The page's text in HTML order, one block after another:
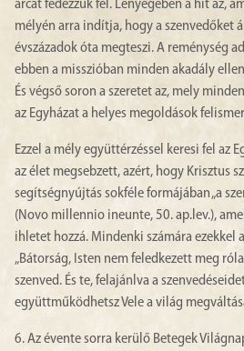
arcát fedezzük fel. Lényegében a hit az,
mélyén arra indítja, hogy a szenvedőket
évszázadok óta megteszi. A reménység
ebben a misszióban minden akadály
És végső soron a szeretet az, mely
az Egyházat a helyes megoldások
Ezzel a mély együttérzéssel keresi fel az
az élet megsebzett, azért, hogy Krisztus
segítségnyújtás sokféle formájában „a
(Novo millennio ineunte, 50. ap.lev.),
ihletet hozzá. Mindenki számára ezekkel
„Bátorság, Isten nem feledkezett meg
szenved. És te, felajánlva a
együttműködhetsz Vele a világ
6. Az évente sorra kerülő Betegek